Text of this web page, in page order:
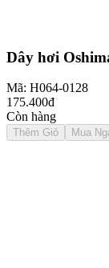
Dây hơi
Mã: H064-0128
175.400đ
Còn hàng
Thêm Giỏ Mua